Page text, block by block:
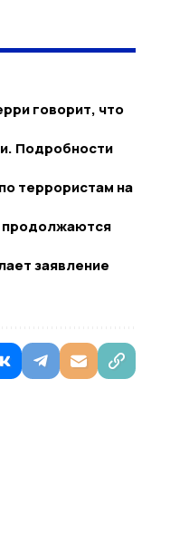
говорит, что
Подробности
террористам на
продолжаются
заявление